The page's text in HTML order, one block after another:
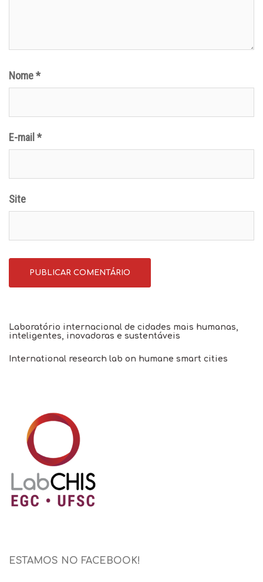
Nome*
E-mail *
Site
Laboratório internacional de cidades mais humanas,
inteligentes, inovadoras e sustentáveis
International research lab on humane smart cities
ESTAMOS NO FACEBOOK!